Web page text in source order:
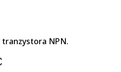
tranzystora NPN.